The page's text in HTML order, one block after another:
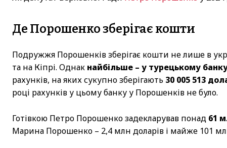
Де Порошенко зберігає кошти
Подружжя Порошенків зберігає кошти не лише в
та на Кіпрі. Однак найбільше – у турецькому
рахунків, на яких сукупно зберігають 30 005 513
році рахунків у цьому банку у Порошенків не було.
Готівкою Петро Порошенко задекларував понад 61
Марина Порошенко – 2,4 млн доларів і майже 101